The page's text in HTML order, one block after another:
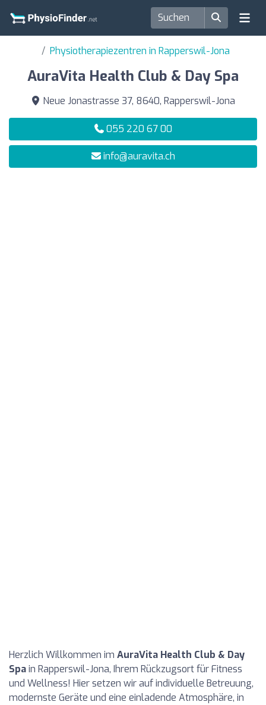
Physiotherapiezentren in Rapperswil-Jona
AuraVita Health Club & Day Spa
Neue Jonastrasse 37, 8640, Rapperswil-Jona
055 220 67 00
info@auravita.ch
Herzlich Willkommen im AuraVita Health Club & Day
Spain Rapperswil-Jona, Ihrem Rückzugsort für Fitness
und Wellness! Hier setzen wir auf individuelle Betreuung,
modernste Geräte und eine einladende Atmosphäre, in